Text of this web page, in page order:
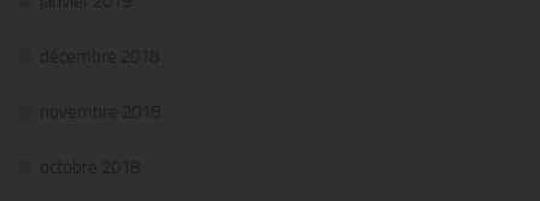
décembre 2018
novembre 2018
octobre 2018